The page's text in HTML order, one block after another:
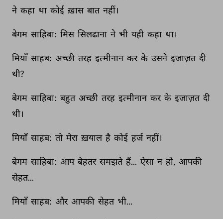
ने कहा था कोई ख़ास बात नहीं।
बेगम साहिबा: मिस सिलढाना ने भी यही कहा था।
मियाँ साहब: अच्छी तरह इत्मीनान कर के उसने इजाज़त दी
थी?
बेगम साहिबा: बहुत अच्छी तरह इत्मीनान कर के इजाज़त दी
थी।
मियाँ साहब: तो मेरा ख़याल है कोई हर्ज नहीं।
बेगम साहिबा: आप बेहतर समझते हैं... ऐसा न हो, आपकी
सेहत...
मियाँ साहब: और आपकी सेहत भी...